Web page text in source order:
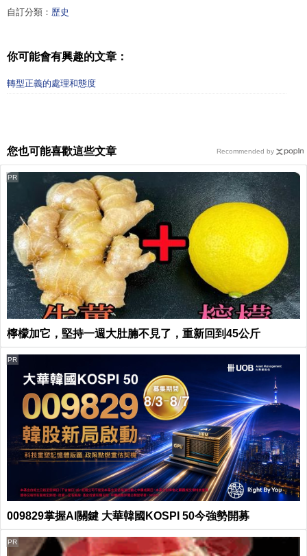
自訂分類： 歷史
你可能會有興趣的文章：
轉型正義的處理和態度
您也可能喜歡這些文章
檸檬加它，堅持一週大肚腩不見了，重新回到45公斤
PR
009829掌握AI關鍵 大華韓國KOSPI 50今強勢開募
PR
PR
Recommended by